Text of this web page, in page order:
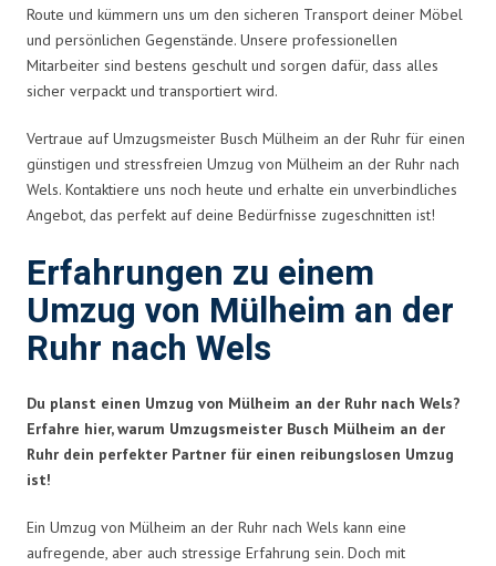
Route und kümmern uns um den sicheren Transport deiner Möbel
und persönlichen Gegenstände. Unsere professionellen
Mitarbeiter sind bestens geschult und sorgen dafür, dass alles
sicher verpackt und transportiert wird.
Vertraue auf Umzugsmeister Busch Mülheim an der Ruhr für einen
günstigen und stressfreien Umzug von Mülheim an der Ruhr nach
Wels. Kontaktiere uns noch heute und erhalte ein unverbindliches
Angebot, das perfekt auf deine Bedürfnisse zugeschnitten ist!
Erfahrungen zu einem
Umzug von Mülheim an der
Ruhr nach Wels
Du planst einen Umzug von Mülheim an der Ruhr nach Wels?
Erfahre hier, warum Umzugsmeister Busch Mülheim an der
Ruhr dein perfekter Partner für einen reibungslosen Umzug
ist!
Ein Umzug von Mülheim an der Ruhr nach Wels kann eine
aufregende, aber auch stressige Erfahrung sein. Doch mit